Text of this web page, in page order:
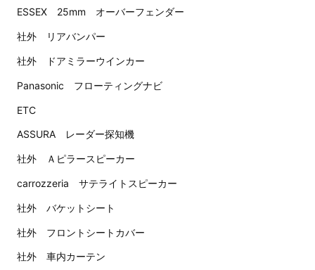
ESSEX 25mm オーバーフェンダー
社外 リアバンパー
社外 ドアミラーウインカー
Panasonic フローティングナビ
ETC
ASSURA レーダー探知機
社外 Ａピラースピーカー
carrozzeria サテライトスピーカー
社外 バケットシート
社外 フロントシートカバー
社外 車内カーテン